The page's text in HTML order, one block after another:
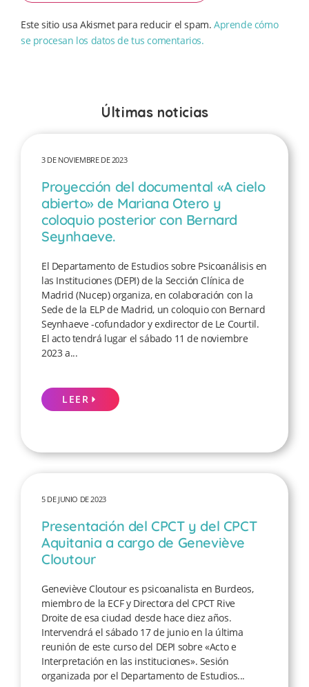
Este sitio usa Akismet para reducir el spam.Aprende cómo
se procesan los datos de tus comentarios.
Últimas noticias
3 DE NOVIEMBRE DE 2023
Proyección del documental «A cielo
abierto» de Mariana Otero y
coloquio posterior con Bernard
Seynhaeve.
El Departamento de Estudios sobre Psicoanálisis en
las Instituciones (DEPI) de la Sección Clínica de
Madrid (Nucep) organiza, en colaboración con la
Sede de la ELP de Madrid, un coloquio con Bernard
Seynhaeve -cofundador y exdirector de Le Courtil.
El acto tendrá lugar el sábado 11 de noviembre
2023 a...
LEER
5 DE JUNIO DE 2023
Presentación del CPCT y del CPCT
Aquitania a cargo de Geneviève
Cloutour
Geneviève Cloutour es psicoanalista en Burdeos,
miembro de la ECF y Directora del CPCT Rive
Droite de esa ciudad desde hace diez años.
Intervendrá el sábado 17 de junio en la última
reunión de este curso del DEPI sobre «Acto e
Interpretación en las instituciones». Sesión
organizada por el Departamento de Estudios...